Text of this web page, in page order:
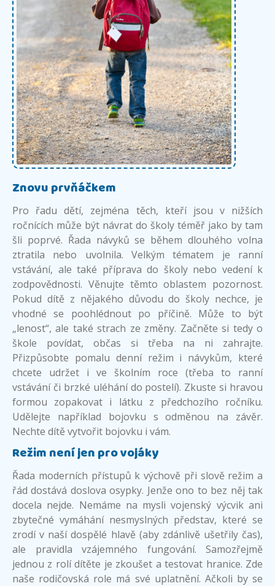
Znovu prvňáčkem
Pro řadu dětí, zejména těch, kteří jsou v nižších
ročnících může být návrat do školy téměř jako by tam
šli poprvé. Řada návyků se během dlouhého volna
ztratila nebo uvolnila. Velkým tématem je ranní
vstávání, ale také příprava do školy nebo vedení k
zodpovědnosti. Věnujte těmto oblastem pozornost.
Pokud dítě z nějakého důvodu do školy nechce, je
vhodné se poohlédnout po příčině. Může to být
„lenost“, ale také strach ze změny. Začněte si tedy o
škole povídat, občas si třeba na ni zahrajte.
Přizpůsobte pomalu denní režim i návykům, které
chcete udržet i ve školním roce (třeba to ranní
vstávání či brzké uléhání do postelí). Zkuste si hravou
formou zopakovat i látku z předchozího ročníku.
Udělejte například bojovku s odměnou na závěr.
Nechte dítě vytvořit bojovku i vám.
Režim není jen pro vojáky
Řada moderních přístupů k výchově při slově režim a
řád dostává doslova osypky. Jenže ono to bez něj tak
docela nejde. Nemáme na mysli vojenský výcvik ani
zbytečné vymáhání nesmyslných představ, které se
zrodí v naší dospělé hlavě (aby zdánlivě ušetřily čas),
ale pravidla vzájemného fungování. Samozřejmě
jednou z rolí dítěte je zkoušet a testovat hranice. Zde
naše rodičovská role má své uplatnění. Ačkoli by se